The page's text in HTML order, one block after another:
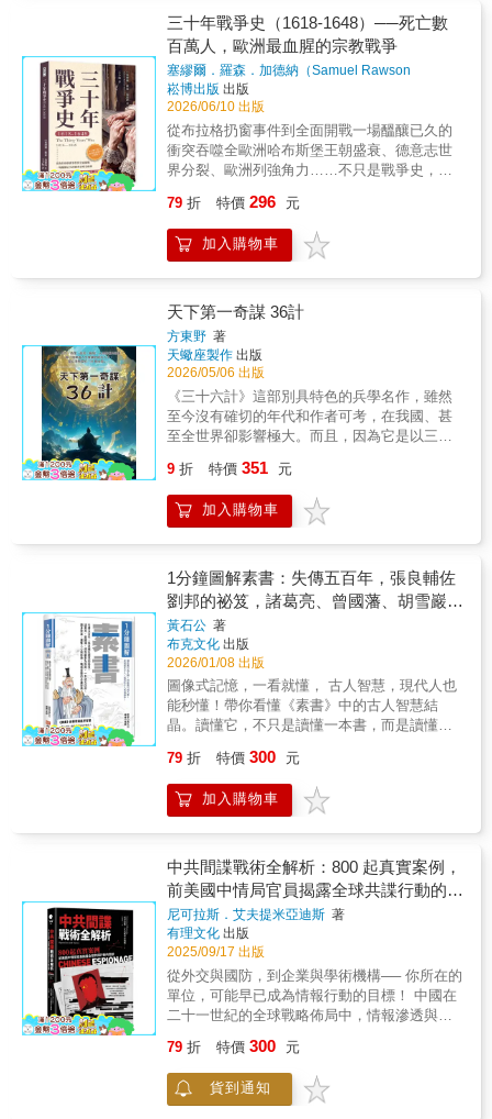
「美人計」，讓貂蟬成功離間董卓和呂布父子
二人，最終董卓被呂布斬殺，王允計謀成功。
時至今日， 《三十六計》仍是一部不可多得的
奇書寶典，其價值與影響力遠遠超越了軍事作
戰的範疇。無論是商界的競爭，還是職場的博
弈，抑或日常生活中的大小事務，人們都能從
中汲取智慧，找到解決問題的靈感。如果說，
你只是把《三十六計》當作一本軍事作戰書，
那就有點可惜了。因為，這本書在講謀略時又
蘊含了很多哲理。每一個計謀的成功應用，其
背後暗藏的都是我們大多數人都會有的弱點。
學習用計謀的同時更應該克服自己的弱點，避
免掉入計策的陷阱是很重要的一點。這是《三
十六計》這本書帶給我們的重要啟示，也是當
中的內容透過漫畫的形式展現給大家。區別於
純文字枯燥乏味的描述，採用漫畫科普的形式
講述書中的內容，更符合當今人們的閱讀喜
好。在本書中，多以舉例的方式，將每一個計
謀在歷史上的應用也一併介紹，更直觀深入地
剖析了《三十六計》的內容。接下來，就讓我
們走進《三十六計》的世界吧！
中，每項決策、每場意外都將導致情勢驟變。
《第二次世界大戰戰史》不僅帶領我們重返戰
事現場，更立足於實地研究與客觀評述，以不
論戰後勝敗的眼光看待每一場戰鬥。 終戰
八十週年的今日，我們仍可藉由本書回顧這場
浩劫，在身處和平現況之時，認識火線前沿的
真實面貌，反思戰爭所帶來的破壞、惶恐與別
離。★各界佳評★這是一部極其詳盡而博學的
析。──英國歷史學家泰勒（A. J. P. Taylor）這
是一部經過多年殫思竭慮的成熟作品，它將成
為第二次世界大戰史的代表典範……書中充滿
則、同時追求雙重目標，以使敵人備多力
分……李德哈特不僅是戰略的倡導者與批評
者，更是第一流的偉大史家。──《經濟學人》
（Economist）李德哈特的《第二次世界大戰戰
史》不僅是部卓越的軍事分析鉅著，也是一本
富於同情心和獨創思想的作品。──《星期電訊
報》（Sunday Telegraph）
三十年戰爭史（1618-1648）──死亡數
百萬人，歐洲最血腥的宗教戰爭
塞繆爾．羅森．加德納（Samuel Rawson
Gardiner）著
崧博出版 出版
2026/06/10 出版
從布拉格扔窗事件到全面開戰一場醞釀已久的
衝突吞噬全歐洲哈布斯堡王朝盛衰、德意志世
界分裂、歐洲列強角力……不只是戰爭史，更
一場戰爭，看見帝國崩解的根源本書不只是一
本敘述戰役與軍事行動的戰史作品，更是一部
從制度、宗教與國際政治層層追索戰爭根源的
法形成穩固的國家整體，並試圖從帝國憲政結
構、諸侯分權、皇權衰弱與宗教包容的變化，
說明三十年戰爭如何一步步醞釀成形。全書因
此不僅寫戰爭，更是在描寫一個政治共同體長
期失衡後的全面崩解。▎以長期視角解釋戰爭
爆發作者並未直接從1618年寫起，而是先回溯
神聖羅馬帝國的制度基礎與宗教改革後的裂
痕，讓讀者理解三十年戰爭並非突如其來的災
難，而是經過長期累積後爆發的結果。書中細
的爭議、天主教與新教諸侯之間的對立，以及
帝國議會與司法體系無法真正調和衝突的困
境。從波希米亞危機、布拉格扔出窗外事件，
到波希米亞王位之爭與德意志各邦的捲入，讀
者可以清楚看到，一場原本看似地方性的衝
突，如何逐漸演變為席捲中歐的大規模戰爭。
▎從德意志內亂擴大為歐洲權力重整隨著戰事
推進，本書將丹麥、瑞典、法蘭西、西班牙、
英格蘭等勢力納入同一個歷史舞臺，呈現三十
年戰爭如何從帝國內部的宗教與憲政危機，擴
大成牽動整個歐洲的權力競逐。作者不只關注
軍事勝敗，更重視各國介入背後的外交盤算與
受挫，不只是王朝本身的起伏，也與整個歐洲
勢力平衡的變化密切相關。到了戰爭後期，焦
點已不再只是天主教與新教的對立，而是誰能
本書對戰爭結局的處理，不只是停留在和約簽
訂或戰事平息而已。作者指出《西發利亞和
約》的歷史意義，不僅在於重新分配領土，更
在於它正式確認神聖羅馬帝國內部諸侯在政治
與宗教上的實際自主地位，使帝國原本追求的
一體性更加鬆動，也讓瑞士與荷蘭的獨立地位
更加明確。經過三十年戰爭之後，哈布斯堡王
朝雖然仍保有影響力，卻已難以恢復對德意志
世界的全面主導；相對地，法蘭西的地位則明
顯上升。從這個意義來看，本書不只是三十年
朝興衰與近代歐洲轉型的重要作品。▎重視史
料考證與不同觀點的辨析除了內容架構完整，
79 折 特價 296 元
加入購物車
天下第一奇謀 36計
方東野 著
天蠍座製作 出版
2026/05/06 出版
《三十六計》這部別具特色的兵學名作，雖然
至今沒有確切的年代和作者可考，在我國、甚
至全世界卻影響極大。而且，因為它是以三十
便於應用，所以它比其它任何一部古代兵書都
更具有群眾性，可說是家喻戶曉，婦幼皆知。
國際知名漢學家、瑞士的勝雅律說：「中國人
可樂，我這個西方人雖然只是品嘗了其中點
滴，已深感其味無窮，現在可以說是欲罷不
能。」可見，《三十六計》不僅是中華民族的
一份寶貴遺產，也是全人類巨大的精神文化財
富。 《三十六計》全書按計名排列，分為六個
套計，即：勝戰計、敵戰計、攻戰計、混戰
計、並戰計、敗戰計，每個套計中又包括六個
具體的計謀。在「六六三十六」條計謀中，第
一、三、五套計為陽數之計，是處於優勢時運
用之計；第二、四、六套計為陰數之計，是處
謀，認為：「將之道，謀為先。」《孫子兵
法》中更強調：「兵者，詭道也。」儘管眾多
兵家如此推崇「詭道」，但沒有一家像《三十
總結。 在三十六計中，每一計都包含著十分豐
富的內涵，並且計與計之間相輔相成，變化無
窮，可以藉此推演出更多更奇的祕計。因此，
《三十六計》屬於古代兵家詭譎之謀，是一部
集歷代兵家「詭道」之大成，專講謀略勝敵的
一部奇書。由於其「顯示了人類普遍的行為方
式」，所以又被稱為「運籌帷幄的訣竅」、
「成功之路的鑰匙」、「平常和非常時刻的巧
數。」《三十六計》所包含的謀略思想博大精
深，書中所反映的奇謀方略不僅適用於軍事領
域，在社會的各個領域也都具有不可低估的價
值；不僅對軍事鬥爭克敵制勝提供了最佳的制
9 折 特價 351 元
加入購物車
1分鐘圖解素書：失傳五百年，張良輔佐
劉邦的祕笈，諸葛亮、曾國藩、胡雪巖奉
為指南，一本逆天改命、翻身致富、讀懂
人心與時勢、職場致勝的必讀經典
黃石公 著
布克文化 出版
2026/01/08 出版
圖像式記憶，一看就懂， 古人智慧，現代人也
能秒懂！帶你看懂《素書》中的古人智慧結
晶。讀懂它，不只是讀懂一本書，而是讀懂自
你成就多少人，就有多少人來成就你！．不知
道怎麼做人做事？本書教你「道、德、仁、
義、禮」五大根本。．看人總是看錯？書中教
法。．總覺得運氣不好？其實你只是還沒準備
好抓住機會！你是不是常常覺得人際關係難
搞、職場升遷卡關、看不懂老闆在想什麼？還
是想提升自己的格局與判斷力，卻苦無門路？
本書不只是古代智者的心法筆記，更是現代人
修身、識人、處世、管理的萬用寶典。不管你
是職場新鮮人、創業老手，還是想提升自我修
養的生活哲學家，都能從中找到答案。這是一
本讓你「內修心性、外練眼光」的實用指南，
讀完本書你將學到：1.如何修身立命，讓自己
真正的好夥伴。3.面對變局，如何洞察先機、
創造機會。4.領導與管理的核心心法。5.如何在
79 折 特價 300 元
加入購物車
中共間諜戰術全解析：800 起真實案例，
前美國中情局官員揭露全球共諜行動的面
貌
尼可拉斯．艾夫提米亞迪斯 著
有理文化 出版
2025/09/17 出版
從外交與國防，到企業與學術機構── 你所在的
單位，可能早已成為情報行動的目標！ 中國在
二十一世紀的全球戰略佈局中，情報滲透與非
最具份量與深度的研究報告，首次以系統性的
研究，揭示中國間諜作戰的結構、策略與行動
細節，涵蓋情報機關組織、科技與產業滲透手
79 折 特價 300 元
貨到通知